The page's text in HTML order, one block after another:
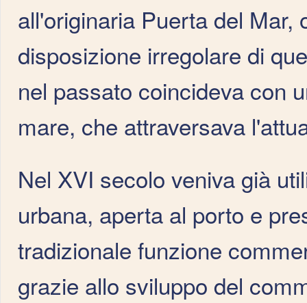
all'originaria Puerta del Mar,
disposizione irregolare di
nel passato coincideva con
mare, che attraversava
Nel XVI secolo veniva già
urbana, aperta al porto e
tradizionale funzione
grazie allo sviluppo del